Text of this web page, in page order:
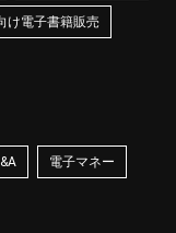
け電子書籍販売
電子マネー